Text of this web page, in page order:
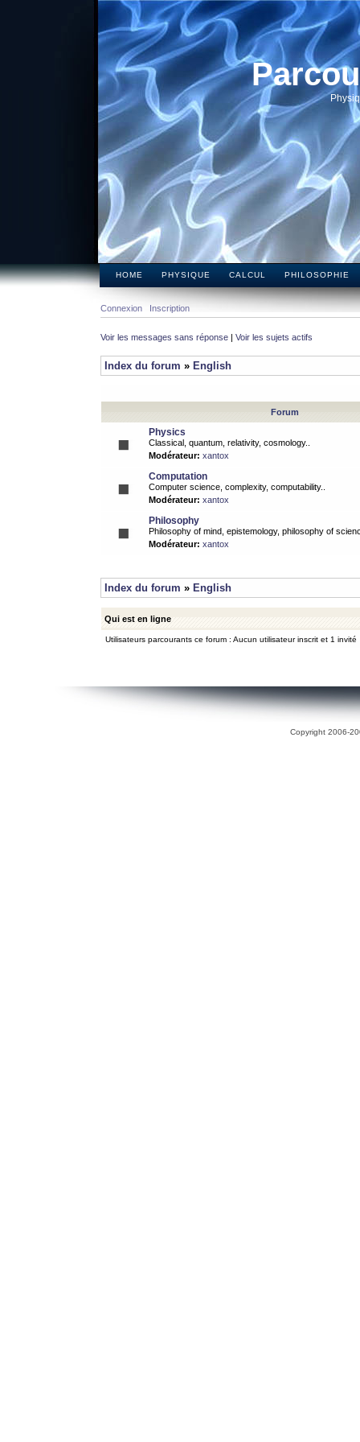
HOME PHYSIQUE CALCUL PHILOSOPHIE
Connexion Inscription
Voir les messages sans réponse | Voir les sujets actifs
Index du forum » English
Forum
Physics
Classical, quantum, relativity, cosmology..
Modérateur: xantox
Computation
Computer science, complexity, computability..
Modérateur: xantox
Philosophy
Philosophy of mind, epistemology, philosophy of
Modérateur: xantox
Index du forum » English
Qui est en ligne
Utilisateurs parcourants ce forum : Aucun utilisateur inscrit et 1 invité
Copyright 2006-